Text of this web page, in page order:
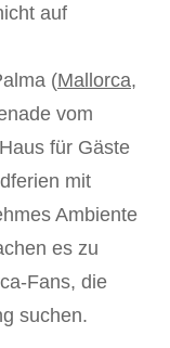
auf
(Mallorca,
vom
für Gäste
mit
Ambiente
es zu
Fans, die
suchen.